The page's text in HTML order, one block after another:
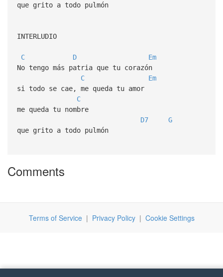
que grito a todo pulmón
INTERLUDIO
C D
Em
No tengo más patria que tu corazón
C
Em
si todo se cae, me queda tu amor
C
me queda tu nombre
D7
G
que grito a todo pulmón
Comments
Terms of Service| Privacy Policy| Cookie Settings